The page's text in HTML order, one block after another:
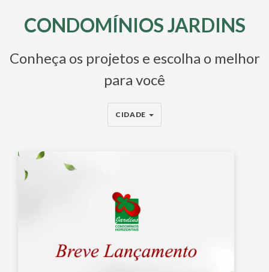
CONDOMÍNIOS JARDINS
Conheça os projetos e escolha o melhor
para você
CIDADE